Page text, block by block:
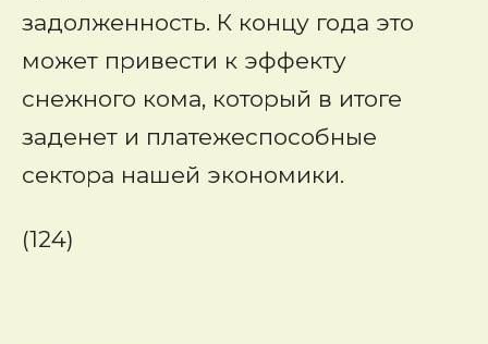
задолженность. К концу года это
может привести к эффекту
снежного кома, который в итоге
заденет и платежеспособные
сектора нашей экономики.
(124)